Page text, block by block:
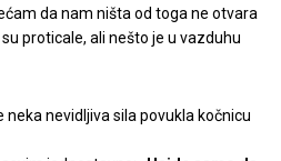
da nam ništa od toga ne otvara
proticale, ali nešto je u vazduhu
nevidljiva sila povukla kočnicu